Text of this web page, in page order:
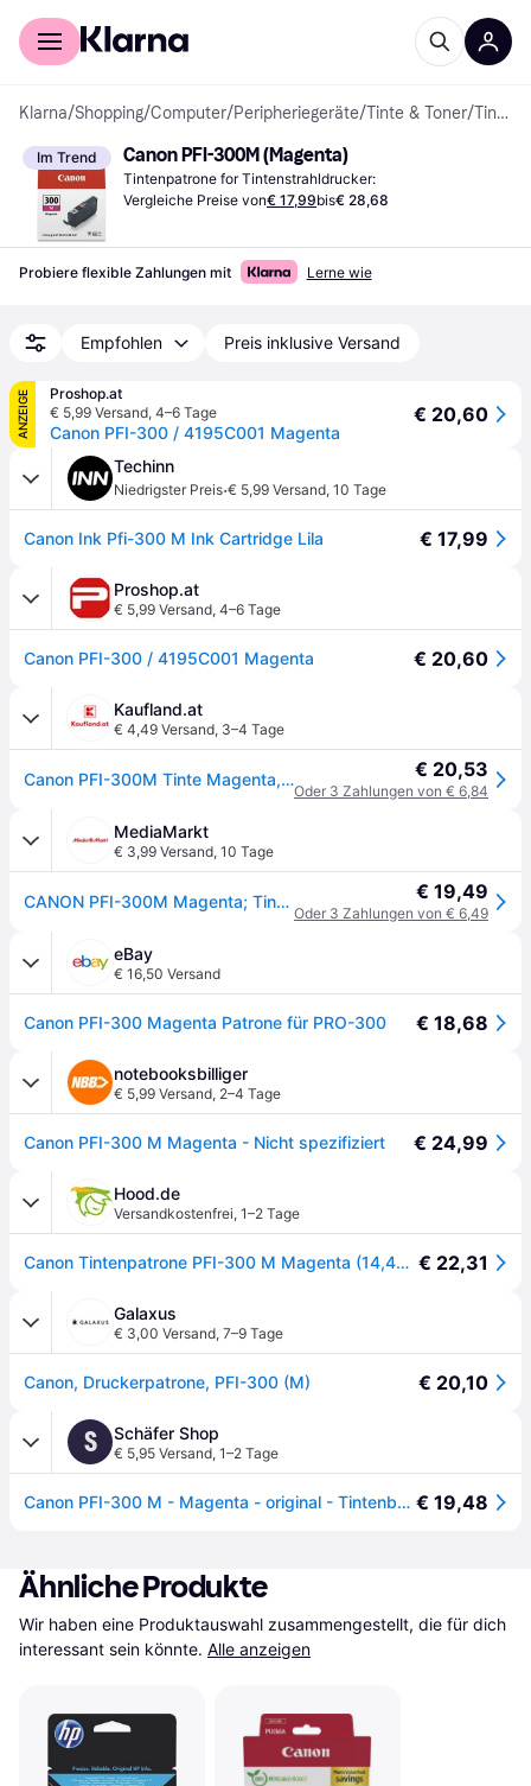
Für Shopper
Klarna/Shopping/Computer/Peripheriegeräte/Tinte & Toner/ Tintenpatronen
Im Trend Canon PFI-300M (Magenta)
Tintenpatrone for Tintenstrahldrucker:
Vergleiche Preise von€ 17,99bis€ 28,68
Probiere flexible Zahlungen mit Lerne wie
Empfohlen Preis inklusive Versand
ANZEIGE
Proshop.at
€ 5,99 Versand, 4–6 Tage
Canon PFI-300 / 4195C001 Magenta
€ 20,60
Techinn
Niedrigster Preis·€ 5,99 Versand, 10 Tage
Canon Ink Pfi-300 M Ink Cartridge Lila € 17,99
Proshop.at
€ 5,99 Versand, 4–6 Tage
Canon PFI-300 / 4195C001 Magenta € 20,60
Kaufland.at
€ 4,49 Versand, 3–4 Tage
Canon PFI-300M Tinte Magenta, Magenta, 1 Stück(e), 735 Seiten, Einzelpackung € 20,53
Oder 3 Zahlungen von € 6,84
MediaMarkt
€ 3,99 Versand, 10 Tage
CANON PFI-300M Magenta; Tintenpatrone - Rot € 19,49
Oder 3 Zahlungen von € 6,49
eBay
€ 16,50 Versand
Canon PFI-300 Magenta Patrone für PRO-300 € 18,68
notebooksbilliger
€ 5,99 Versand, 2–4 Tage
Canon PFI-300 M Magenta - Nicht spezifiziert € 24,99
Hood.de
Versandkostenfrei, 1–2 Tage
Canon Tintenpatrone PFI-300 M Magenta (14,4ml) € 22,31
Galaxus
€ 3,00 Versand, 7–9 Tage
Canon, Druckerpatrone, PFI-300 (M) € 20,10
S Schäfer Shop
€ 5,95 Versand, 1–2 Tage
Canon PFI-300 M - Magenta - original - Tintenbehälter € 19,48
Ähnliche Produkte
Wir haben eine Produktauswahl zusammengestellt, die für dich
interessant sein könnte. Alle anzeigen